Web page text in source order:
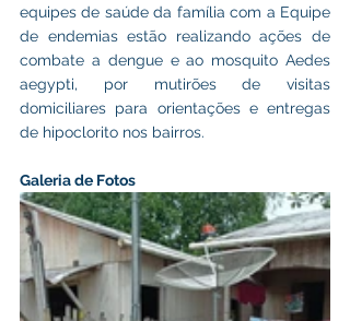
equipes de saúde da família com a Equipe
de endemias estão realizando ações de
combate a dengue e ao mosquito Aedes
aegypti, por mutirões de visitas
domiciliares para orientações e entregas
de hipoclorito nos bairros.
Galeria de Fotos